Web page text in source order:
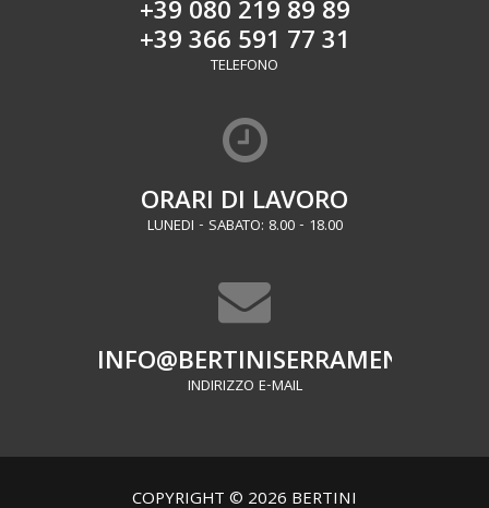
+39 080 219 89 89
+39 366 591 77 31
TELEFONO
ORARI DI LAVORO
LUNEDI - SABATO: 8.00 - 18.00
INFO@BERTINISERRAMENTI.IT
INDIRIZZO E-MAIL
COPYRIGHT © 2026 BERTINI